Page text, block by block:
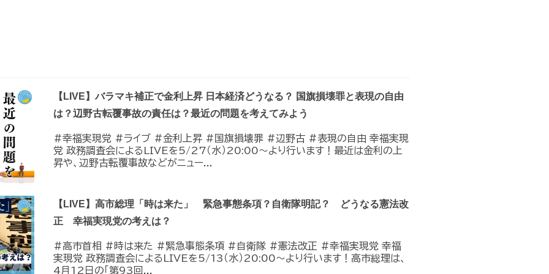
【LIVE】バラマキ補正で金利上昇 日本経済どうなる？ 国旗損壊罪と表現の自由
は？辺野古転覆事故の責任は？最近の問題を考えてみよう
#幸福実現党 #ライブ #金利上昇 #国旗損壊罪 #辺野古 #表現の自由 幸福実現
党 政務調査会によるLIVEを5/27（水）20:00〜より行います！最近は金利の上
昇や、辺野古転覆事故などがニュー...
【LIVE】高市総理「時は来た」 緊急事態条項？自衛隊明記？ どうなる憲法改
正 幸福実現党の考えは？
#高市首相 #時は来た #緊急事態条項 #自衛隊 #憲法改正 #幸福実現党 幸福
実現党 政務調査会によるLIVEを5/13（水）20:00〜より行います！高市総理は、
4月12日の「第93回...